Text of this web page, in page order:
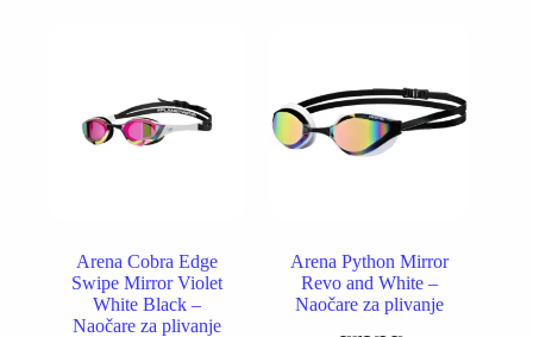
na
stranici
izabrane
na
stranici
proizvoda.
Arena Cobra Edge
Swipe Mirror Violet
White Black –
Naočare za plivanje
Arena Python Mirror
Revo and White –
Naočare za plivanje